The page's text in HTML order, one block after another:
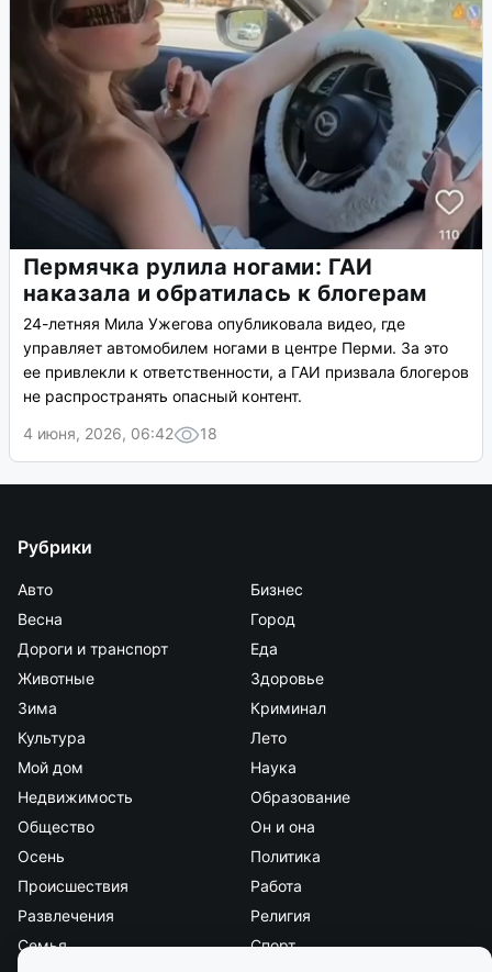
Пермячка рулила ногами: ГАИ
наказала и обратилась к блогерам
24-летняя Мила Ужегова опубликовала видео, где
управляет автомобилем ногами в центре Перми. За это
ее привлекли к ответственности, а ГАИ призвала блогеров
не распространять опасный контент.
4 июня, 2026, 06:42
18
Рубрики
Авто
Бизнес
Весна
Город
Дороги и транспорт
Еда
Животные
Здоровье
Зима
Криминал
Культура
Лето
Мой дом
Наука
Недвижимость
Образование
Общество
Он и она
Осень
Политика
Происшествия
Работа
Развлечения
Религия
Семья
Спорт